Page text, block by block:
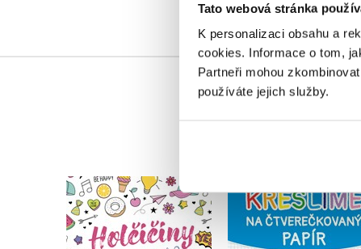
Tato webová stránka
K personalizaci obsahu a
cookies. Informace o tom,
Partneři mohou
používáte jejich služby.
Holčičiny - Vybarvovací
deník 3
Věra Mleczková
Kreslíme na
čtverečkovaný
Věra Mleczková